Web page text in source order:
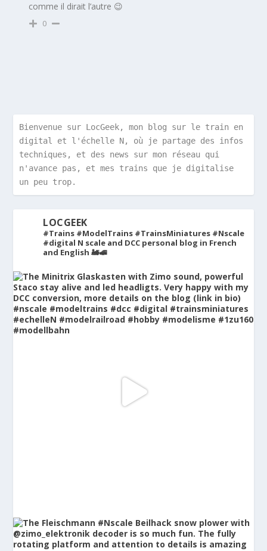
comme il dirait l’autre 😉
0
Bienvenue sur LocGeek, mon blog sur le train en
digital et l'échelle N, où je partage des infos
techniques, et des news sur mon réseau qui
n'avance pas, et mes trains que je digitalise
un peu trop.
LOCGEEK
#Trains #ModelTrains #TrainsMiniatures #Nscale
#digital N scale and DCC personal blog in French
and English 🚂🚅